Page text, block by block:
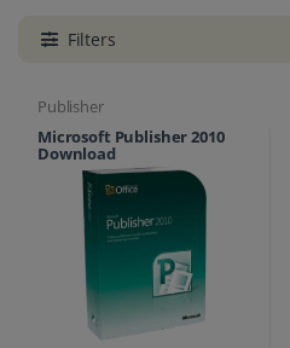
Filters
Publisher
Microsoft Publisher 2010
Download